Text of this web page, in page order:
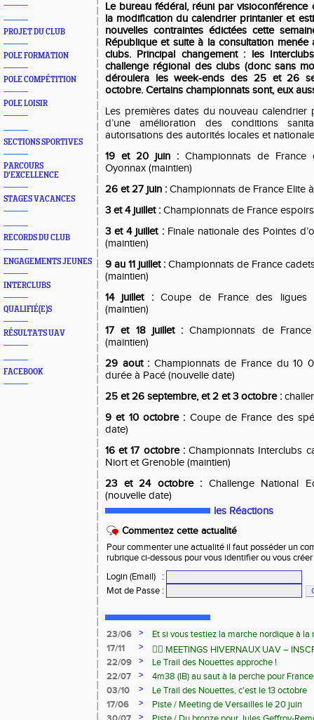
PROJET DU CLUB
POLE FORMATION
POLE COMPÉTITION
POLE LOISIR
SECTIONS SPORTIVES
PARCOURS
D'EXCELLENCE
STAGES VACANCES
RECORDS DU CLUB
ENGAGEMENTS JEUNES
INTERCLUBS
QUALIFIÉ(E)S
RÉSULTATS UAV
FACEBOOK
Le bureau fédéral, réuni par
la modification du calendrier printanier et
nouvelles contraintes édictées cette
République et suite à la consultation
clubs. Principal changement : les
challenge régional des clubs (donc sans
déroulera les week-ends des 25 et 26
octobre. Certains championnats sont, eux
Les premières dates du nouveau calendrier
d’une amélioration des conditions
autorisations des autorités locales et
19 et 20 juin : Championnats de France
Oyonnax (maintien)
26 et 27 juin : Championnats de France Elite
3 et 4 juillet : Championnats de France
3 et 4 juillet : Finale nationale des Pointes
(maintien)
9 au 11 juillet : Championnats de France
(maintien)
14 juillet :Coupe de France des ligues
(maintien)
17 et 18 juillet :Championnats de
(maintien)
29 aout : Championnats de France du 10
durée à Pacé (nouvelle date)
25 et 26 septembre, et 2 et 3 octobre :
9 et 10 octobre : Coupe de France des
date)
16 et 17 octobre :Championnats Interclubs
Niort et Grenoble (maintien)
23 et 24 octobre : Challenge National
(nouvelle date)
les Réactions
Commentez cette actualité
Pour commenter une actualité il faut posséder un
rubrique ci-dessous pour vous identifier ou vous
Login (Email)
:
Mot de Passe :
23/06 >
Et si vous testiez la marche nordique à la
17/11
>
🏃‍♂️ MEETINGS HIVERNAUX UAV –
22/09
>
Le Trail des Nouettes approche !
22/07
>
4m38 (IB) au saut à la perche pour
03/10
>
Le Trail des Nouettes, c'est le 13 octobre
17/06
>
Piste / Meeting de Versailles le 20 juin
>